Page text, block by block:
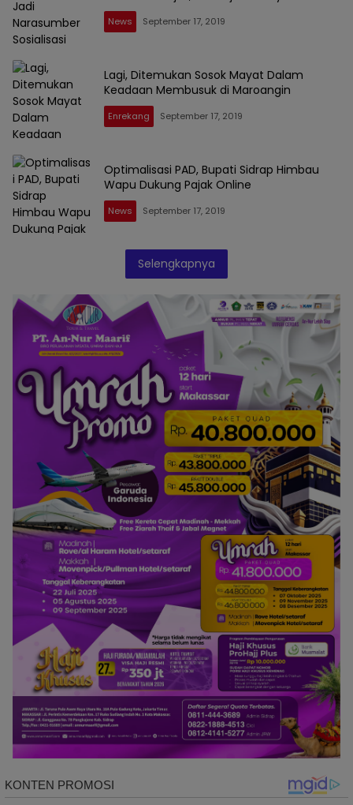
News September 17, 2019
Lagi, Ditemukan Sosok Mayat Dalam
Keadaan Membusuk di Maroangin
Enrekang September 17, 2019
Optimalisasi PAD, Bupati Sidrap Himbau
Wapu Dukung Pajak Online
News September 17, 2019
Selengkapnya